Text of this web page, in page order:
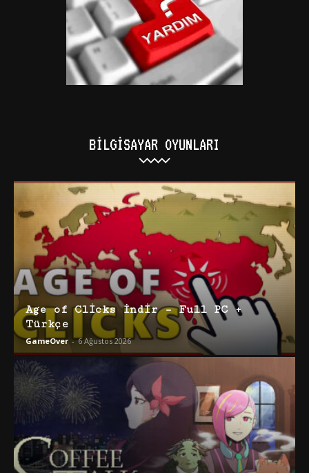
BILGISAYAR OYUNLARI
Age of Clicks İndir – Full PC +
Türkçe
GameOver - 6 Ağustos 2026